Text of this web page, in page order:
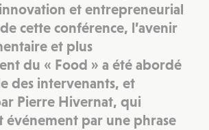
innovation et entrepreneurial
cette conférence, l’avenir
et plus
du « Food » a été abordé
des intervenants, et
Pierre Hivernat, qui
événement par une phrase